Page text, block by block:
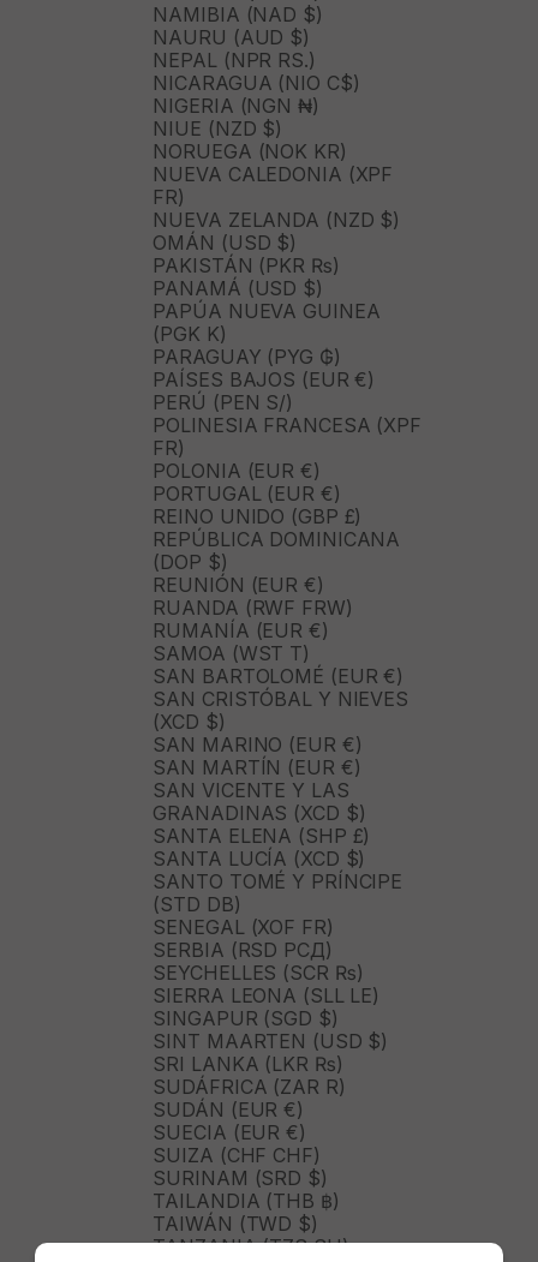
NAMIBIA (NAD $)
NAURU (AUD $)
NEPAL (NPR RS.)
NICARAGUA (NIO C$)
NIGERIA (NGN ₦)
NIUE (NZD $)
NORUEGA (NOK KR)
NUEVA CALEDONIA (XPF
FR)
NUEVA ZELANDA (NZD $)
OMÁN (USD $)
PAKISTÁN (PKR ₨)
PANAMÁ (USD $)
PAPÚA NUEVA GUINEA
(PGK K)
PARAGUAY (PYG ₲)
PAÍSES BAJOS (EUR €)
PERÚ (PEN S/)
POLINESIA FRANCESA (XPF
FR)
POLONIA (EUR €)
PORTUGAL (EUR €)
REINO UNIDO (GBP £)
REPÚBLICA DOMINICANA
(DOP $)
REUNIÓN (EUR €)
RUANDA (RWF FRW)
RUMANÍA (EUR €)
SAMOA (WST T)
SAN BARTOLOMÉ (EUR €)
SAN CRISTÓBAL Y NIEVES
(XCD $)
SAN MARINO (EUR €)
SAN MARTÍN (EUR €)
SAN VICENTE Y LAS
GRANADINAS (XCD $)
SANTA ELENA (SHP £)
SANTA LUCÍA (XCD $)
SANTO TOMÉ Y PRÍNCIPE
(STD DB)
SENEGAL (XOF FR)
SERBIA (RSD РСД)
SEYCHELLES (SCR ₨)
SIERRA LEONA (SLL LE)
SINGAPUR (SGD $)
SINT MAARTEN (USD $)
SRI LANKA (LKR ₨)
SUDÁFRICA (ZAR R)
SUDÁN (EUR €)
SUECIA (EUR €)
SUIZA (CHF CHF)
SURINAM (SRD $)
TAILANDIA (THB ฿)
TAIWÁN (TWD $)
TANZANIA (TZS SH)